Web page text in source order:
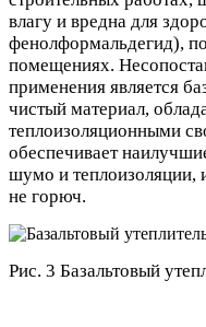
влагу и вредна для
фенолформальдегид),
помещениях.
применения является
чистый материал,
теплоизоляционными
обеспечивает
шумо и теплоизоляции,
не горюч.
Рис. 3 Базальтовый